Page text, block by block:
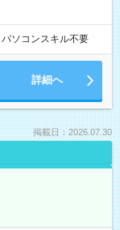
パソコンスキル不要
詳細へ
掲載日：2026.07.30